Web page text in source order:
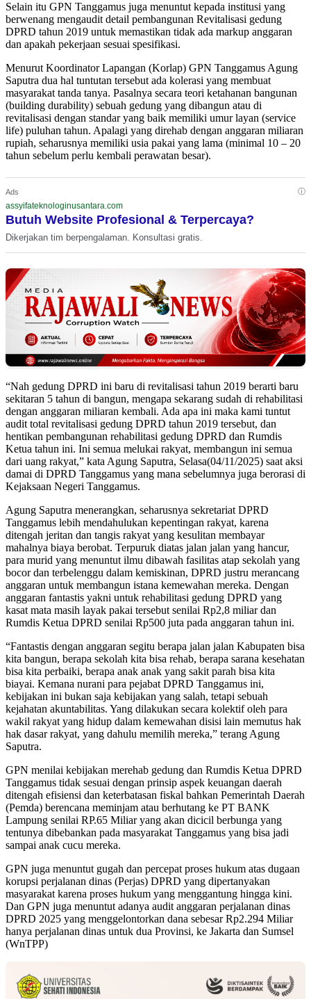
Selain itu GPN Tanggamus juga menuntut kepada institusi yang
berwenang mengaudit detail pembangunan Revitalisasi gedung
DPRD tahun 2019 untuk memastikan tidak ada markup anggaran
dan apakah pekerjaan sesuai spesifikasi.
Menurut Koordinator Lapangan (Korlap) GPN Tanggamus Agung
Saputra dua hal tuntutan tersebut ada kolerasi yang membuat
masyarakat tanda tanya. Pasalnya secara teori ketahanan bangunan
(building durability) sebuah gedung yang dibangun atau di
revitalisasi dengan standar yang baik memiliki umur layan (service
life) puluhan tahun. Apalagi yang direhab dengan anggaran miliaran
rupiah, seharusnya memiliki usia pakai yang lama (minimal 10 – 20
tahun sebelum perlu kembali perawatan besar).
Ads ⓘ
assyifateknologinusantara.com
Butuh Website Profesional & Terpercaya?
Dikerjakan tim berpengalaman. Konsultasi gratis.
“Nah gedung DPRD ini baru di revitalisasi tahun 2019 berarti baru
sekitaran 5 tahun di bangun, mengapa sekarang sudah di rehabilitasi
dengan anggaran miliaran kembali. Ada apa ini maka kami tuntut
audit total revitalisasi gedung DPRD tahun 2019 tersebut, dan
hentikan pembangunan rehabilitasi gedung DPRD dan Rumdis
Ketua tahun ini. Ini semua melukai rakyat, membangun ini semua
dari uang rakyat,” kata Agung Saputra, Selasa(04/11/2025) saat aksi
damai di DPRD Tanggamus yang mana sebelumnya juga berorasi di
Kejaksaan Negeri Tanggamus.
Agung Saputra menerangkan, seharusnya sekretariat DPRD
Tanggamus lebih mendahulukan kepentingan rakyat, karena
ditengah jeritan dan tangis rakyat yang kesulitan membayar
mahalnya biaya berobat. Terpuruk diatas jalan jalan yang hancur,
para murid yang menuntut ilmu dibawah fasilitas atap sekolah yang
bocor dan terbelenggu dalam kemiskinan, DPRD justru merancang
anggaran untuk membangun istana kemewahan mereka. Dengan
anggaran fantastis yakni untuk rehabilitasi gedung DPRD yang
kasat mata masih layak pakai tersebut senilai Rp2,8 miliar dan
Rumdis Ketua DPRD senilai Rp500 juta pada anggaran tahun ini.
“Fantastis dengan anggaran segitu berapa jalan jalan Kabupaten bisa
kita bangun, berapa sekolah kita bisa rehab, berapa sarana kesehatan
bisa kita perbaiki, berapa anak anak yang sakit parah bisa kita
biayai. Kemana nurani para pejabat DPRD Tanggamus ini,
kebijakan ini bukan saja kebijakan yang salah, tetapi sebuah
kejahatan akuntabilitas. Yang dilakukan secara kolektif oleh para
wakil rakyat yang hidup dalam kemewahan disisi lain memutus hak
hak dasar rakyat, yang dahulu memilih mereka,” terang Agung
Saputra.
GPN menilai kebijakan merehab gedung dan Rumdis Ketua DPRD
Tanggamus tidak sesuai dengan prinsip aspek keuangan daerah
ditengah efisiensi dan keterbatasan fiskal bahkan Pemerintah Daerah
(Pemda) berencana meminjam atau berhutang ke PT BANK
Lampung senilai RP.65 Miliar yang akan dicicil berbunga yang
tentunya dibebankan pada masyarakat Tanggamus yang bisa jadi
sampai anak cucu mereka.
GPN juga menuntut gugah dan percepat proses hukum atas dugaan
korupsi perjalanan dinas (Perjas) DPRD yang dipertanyakan
masyarakat karena proses hukum yang menggantung hingga kini.
Dan GPN juga menuntut adanya audit anggaran perjalanan dinas
DPRD 2025 yang menggelontorkan dana sebesar Rp2.294 Miliar
hanya perjalanan dinas untuk dua Provinsi, ke Jakarta dan Sumsel
(WnTPP)